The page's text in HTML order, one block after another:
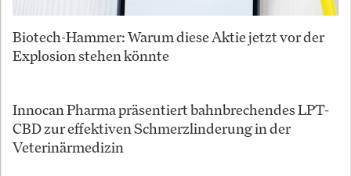
Biotech-Hammer: Warum diese Aktie jetzt vor der
Explosion stehen könnte
Innocan Pharma präsentiert bahnbrechendes LPT-
CBD zur effektiven Schmerzlinderung in der
Veterinärmedizin